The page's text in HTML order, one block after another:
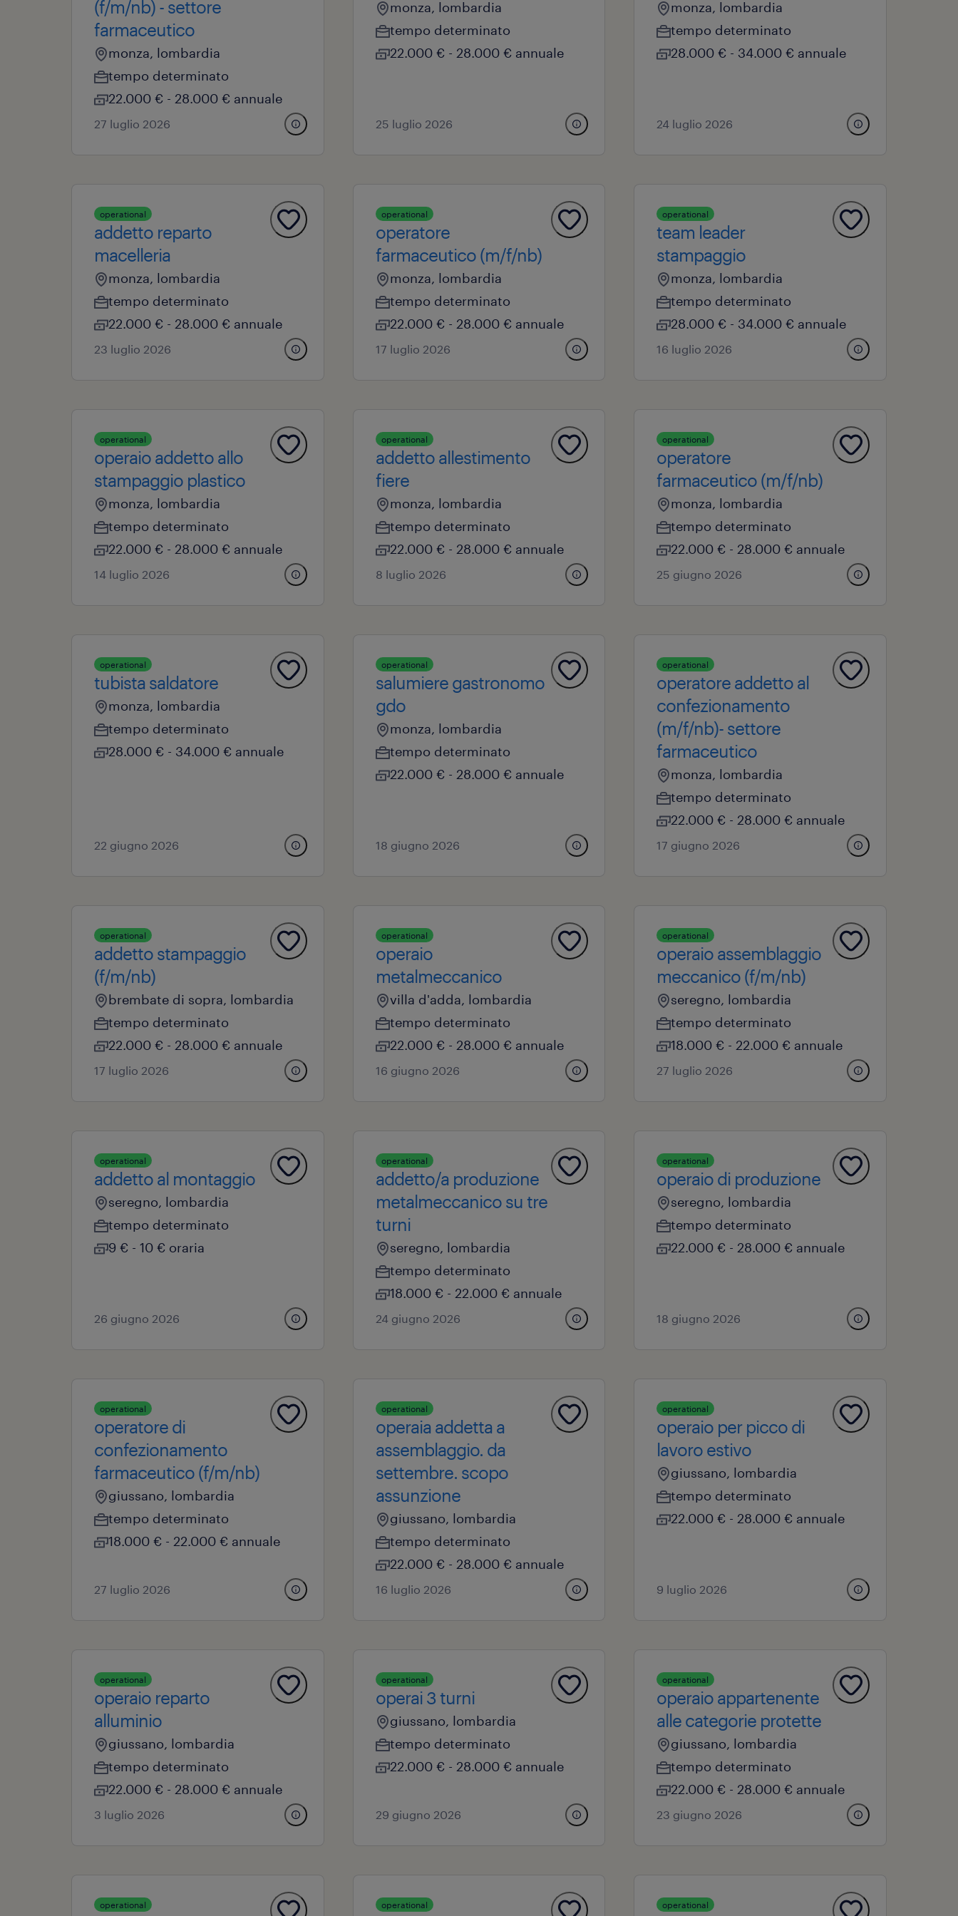
(f/m/nb) - settore
farmaceutico
monza, lombardia
tempo determinato
22.000 € - 28.000 € annuale
27 luglio 2026
monza, lombardia
tempo determinato
22.000 € - 28.000 € annuale
25 luglio 2026
monza, lombardia
tempo determinato
28.000 € - 34.000 € annuale
24 luglio 2026
operational
addetto reparto
macelleria
monza, lombardia
tempo determinato
22.000 € - 28.000 € annuale
23 luglio 2026
operational
operatore
farmaceutico (m/f/nb)
monza, lombardia
tempo determinato
22.000 € - 28.000 € annuale
17 luglio 2026
operational
team leader
stampaggio
monza, lombardia
tempo determinato
28.000 € - 34.000 € annuale
16 luglio 2026
operational
operaio addetto allo
stampaggio plastico
monza, lombardia
tempo determinato
22.000 € - 28.000 € annuale
14 luglio 2026
operational
addetto allestimento
fiere
monza, lombardia
tempo determinato
22.000 € - 28.000 € annuale
8 luglio 2026
operational
operatore
farmaceutico (m/f/nb)
monza, lombardia
tempo determinato
22.000 € - 28.000 € annuale
25 giugno 2026
operational
tubista saldatore
monza, lombardia
tempo determinato
28.000 € - 34.000 € annuale
22 giugno 2026
operational
salumiere gastronomo
gdo
monza, lombardia
tempo determinato
22.000 € - 28.000 € annuale
18 giugno 2026
operational
operatore addetto al
confezionamento
(m/f/nb)- settore
farmaceutico
monza, lombardia
tempo determinato
22.000 € - 28.000 € annuale
17 giugno 2026
operational
addetto stampaggio
(f/m/nb)
brembate di sopra, lombardia
tempo determinato
22.000 € - 28.000 € annuale
17 luglio 2026
operational
operaio
metalmeccanico
villa d'adda, lombardia
tempo determinato
22.000 € - 28.000 € annuale
16 giugno 2026
operational
operaio assemblaggio
meccanico (f/m/nb)
seregno, lombardia
tempo determinato
18.000 € - 22.000 € annuale
27 luglio 2026
operational
addetto al montaggio
seregno, lombardia
tempo determinato
9 € - 10 € oraria
26 giugno 2026
operational
addetto/a produzione
metalmeccanico su tre
turni
seregno, lombardia
tempo determinato
18.000 € - 22.000 € annuale
24 giugno 2026
operational
operaio di produzione
seregno, lombardia
tempo determinato
22.000 € - 28.000 € annuale
18 giugno 2026
operational
operatore di
confezionamento
farmaceutico (f/m/nb)
giussano, lombardia
tempo determinato
18.000 € - 22.000 € annuale
27 luglio 2026
operational
operaia addetta a
assemblaggio. da
settembre. scopo
assunzione
giussano, lombardia
tempo determinato
22.000 € - 28.000 € annuale
16 luglio 2026
operational
operaio per picco di
lavoro estivo
giussano, lombardia
tempo determinato
22.000 € - 28.000 € annuale
9 luglio 2026
operational
operaio reparto
alluminio
giussano, lombardia
tempo determinato
22.000 € - 28.000 € annuale
3 luglio 2026
operational
operai 3 turni
giussano, lombardia
tempo determinato
22.000 € - 28.000 € annuale
29 giugno 2026
operational
operaio appartenente
alle categorie protette
giussano, lombardia
tempo determinato
22.000 € - 28.000 € annuale
23 giugno 2026
operational operational operational